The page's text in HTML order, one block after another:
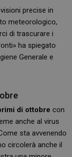
precise in
meteorologico,
di trascurare i
ha spiegato
Generale e
di ottobre con
anche al virus
sta avvenendo
circolerà anche il